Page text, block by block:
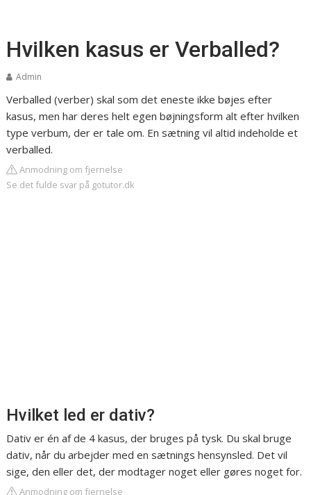
Hvilken kasus er Verballed?
Admin
Verballed (verber) skal som det eneste ikke bøjes efter
kasus, men har deres helt egen bøjningsform alt efter hvilken
type verbum, der er tale om. En sætning vil altid indeholde et
verballed.
Anmodning om fjernelse
Se det fulde svar på gotutor.dk
Hvilket led er dativ?
Dativ er én af de 4 kasus, der bruges på tysk. Du skal bruge
dativ, når du arbejder med en sætnings hensynsled. Det vil
sige, den eller det, der modtager noget eller gøres noget for.
Anmodning om fjernelse